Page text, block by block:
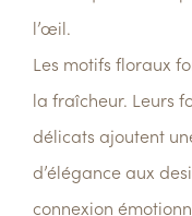
l’œil.
Les motifs floraux
la fraîcheur. Leurs
délicats ajoutent
d’élégance aux
connexion